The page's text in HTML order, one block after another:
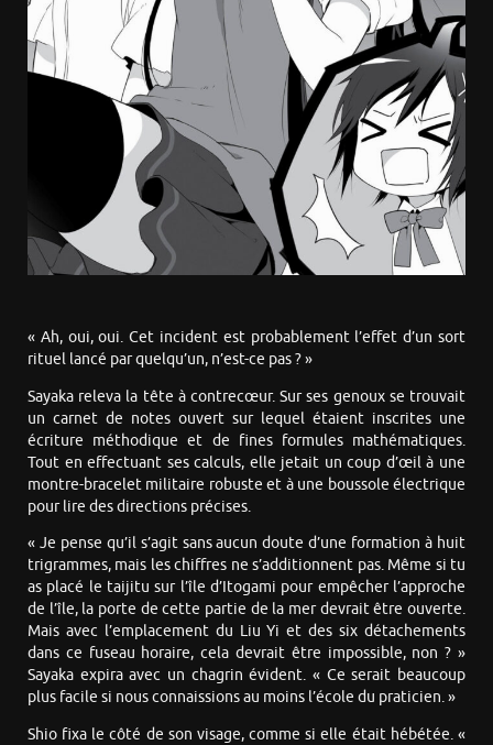
« Ah, oui, oui. Cet incident est probablement l’effet d’un sort
rituel lancé par quelqu’un, n’est-ce pas ? »
Sayaka releva la tête à contrecœur. Sur ses genoux se trouvait
un carnet de notes ouvert sur lequel étaient inscrites une
écriture méthodique et de fines formules mathématiques.
Tout en effectuant ses calculs, elle jetait un coup d’œil à une
montre-bracelet militaire robuste et à une boussole électrique
pour lire des directions précises.
« Je pense qu’il s’agit sans aucun doute d’une formation à huit
trigrammes, mais les chiffres ne s’additionnent pas. Même si tu
as placé le taijitu sur l’île d’Itogami pour empêcher l’approche
de l’île, la porte de cette partie de la mer devrait être ouverte.
Mais avec l’emplacement du Liu Yi et des six détachements
dans ce fuseau horaire, cela devrait être impossible, non ? »
Sayaka expira avec un chagrin évident. « Ce serait beaucoup
plus facile si nous connaissions au moins l’école du praticien. »
Shio fixa le côté de son visage, comme si elle était hébétée. «